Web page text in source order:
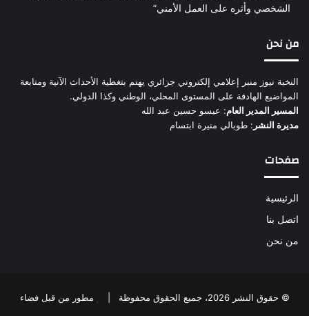
الشخصي وأثره على العمل الأمني”
من نحن
النخبة نيوز منبر إعلامي إلكتروني جزائري يهتم بتغطية الأحداث الآنية ومتابعة
المواضيع الهادفة على المستوى المحلي، الوطني وكذا الدولي.
المسير المدير العام: عيسو حسين عبد الله
مديرة النشر : طوبالي منيرة ابتسام
صفحات
الرئيسية
اتصل بنا
من نحن
© حقوق النشر 2026، جميع الحقوق محفوظة |
مطور من قبل فضاء